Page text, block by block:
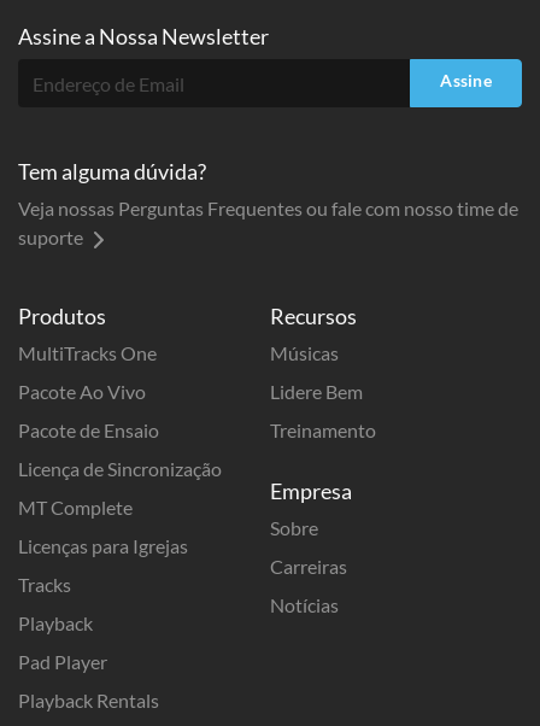
Produtos
MultiTracks One
Pacote Ao Vivo
Pacote de Ensaio
Licença de Sincronização
MT Complete
Licenças para Igrejas
Tracks
Playback
Pad Player
Playback Rentals
Recursos
Músicas
Lidere Bem
Treinamento
Empresa
Sobre
Carreiras
Notícias
Assine a Nossa Newsletter
Assine
Tem alguma dúvida?
Veja nossas Perguntas Frequentes ou fale com nosso time de
suporte